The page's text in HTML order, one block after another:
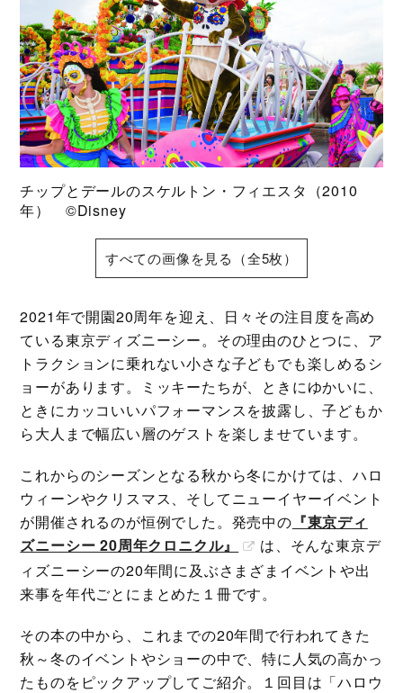
チップとデールのスケルトン・フィエスタ（2010
年） ©️Disney
すべての画像を見る（全5枚）
2021年で開園20周年を迎え、日々その注目度を高め
ている東京ディズニーシー。その理由のひとつに、ア
トラクションに乗れない小さな子どもでも楽しめるシ
ョーがあります。ミッキーたちが、ときにゆかいに、
ときにカッコいいパフォーマンスを披露し、子どもか
ら大人まで幅広い層のゲストを楽しませています。
これからのシーズンとなる秋から冬にかけては、ハロ
ウィーンやクリスマス、そしてニューイヤーイベント
が開催されるのが恒例でした。発売中の 『東京ディ
ズニーシー 20周年クロニクル』
は、そんな東京デ
ィズニーシーの20年間に及ぶさまざまイベントや出
来事を年代ごとにまとめた１冊です。
その本の中から、これまでの20年間で行われてきた
秋～冬のイベントやショーの中で、特に人気の高かっ
たものをピックアップしてご紹介。１回目は「ハロウ